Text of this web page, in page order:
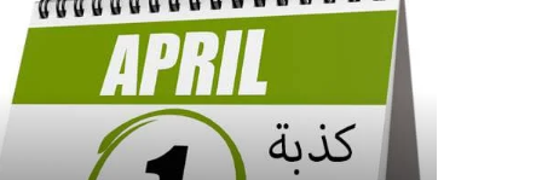
-كذبة
نيسان
القطط
أغسطس 7, 2025
لأن زوجته كانت